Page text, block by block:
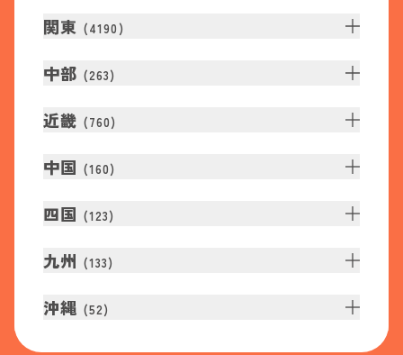
関東 (4190 )
中部 (263)
近畿 (760)
中国 (160)
四国 (123)
九州 (133)
沖縄 (52)